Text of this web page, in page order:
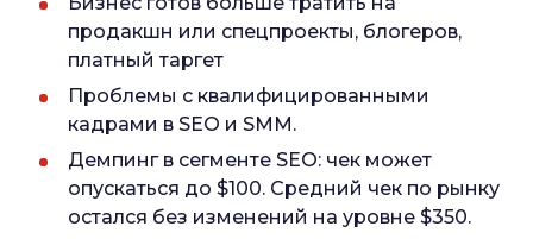
продакшн или спецпроекты, блогеров,
платный таргет
Проблемы с квалифицированными
кадрами в SEO и SMM.
Демпинг в сегменте SEO: чек может
опускаться до $100. Средний чек по рынку
остался без изменений на уровне $350.